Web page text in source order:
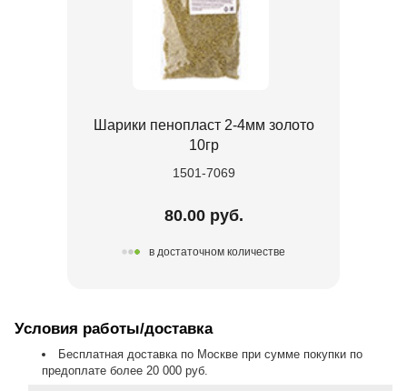
Шарики пенопласт 2-4мм золото
10гр
1501-7069
80.00 руб.
в достаточном количестве
Условия работы/доставка
Бесплатная доставка по Москве при сумме покупки по
предоплате более 20 000 руб.